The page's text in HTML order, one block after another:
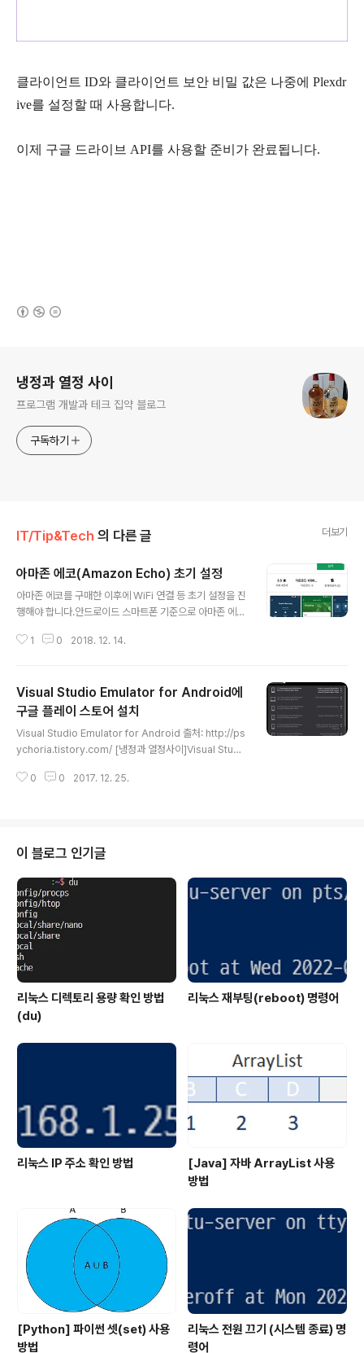
클라이언트 ID와 클라이언트 보안 비밀 값은 나중에 Plexdr
ive를 설정할 때 사용합니다.
이제 구글 드라이브 API를 사용할 준비가 완료됩니다.
냉정과 열정 사이
프로그램 개발과 테크 집약 블로그
구독하기
IT/Tip&Tech 의 다른 글 더보기
아마존 에코(Amazon Echo) 초기 설정
아마존 에코를 구매한 이후에 WiFi 연결 등 초기 설정을 진
행해야 합니다.안드로이드 스마트폰 기준으로 아마존 에코
인이 가능합니다.2018/12/07 - [IT/제품리뷰] - 스마트
다.Amazon Alexa로 검색해서 설치를 진행하면 됩니다.
아마존 계정으로 로그인하면 되는데 없는 경우 새 AMAZ
ON 계정 만들기를 눌러서 생성하면 됩니다.화면에 보이는
CONTINUE 버튼을 눌러 줍니다.상단의 Setting up an
Amazon Echo를 선택해서 에코 설정을 진행합니다.구매
한 장치를 선택하면 되는데 아마존 에코는 상단의 Ech..
1 0 2018. 12. 14.
Visual Studio Emulator for Android에
구글 플레이 스토어 설치
Visual Studio Emulator for Android 출처: http://ps
ychoria.tistory.com/ [냉정과 열정사이]Visual Studi
어가 없습니다.GAPPS를 별도로 설치하면 플레이 스토어
Android 설치(Hyper-V 활성화)에뮬레이터 버전에 맞는
GAPPS 버전을 설치해서 사용하면 됩니다. 마시멜로(버
전 6)로 안드로이드 에뮬레이터를 생성했을 때 GAPPS
설치 방법입니다.먼저 마시..
0 0 2017. 12. 25.
이 블로그 인기글
리눅스 디렉토리 용량 확인 방법
(du)
리눅스 재부팅(reboot) 명령어
리눅스 IP 주소 확인 방법
[Java] 자바 ArrayList 사용
방법
[Python] 파이썬 셋(set) 사용
방법
리눅스 전원 끄기 (시스템 종료) 명
령어